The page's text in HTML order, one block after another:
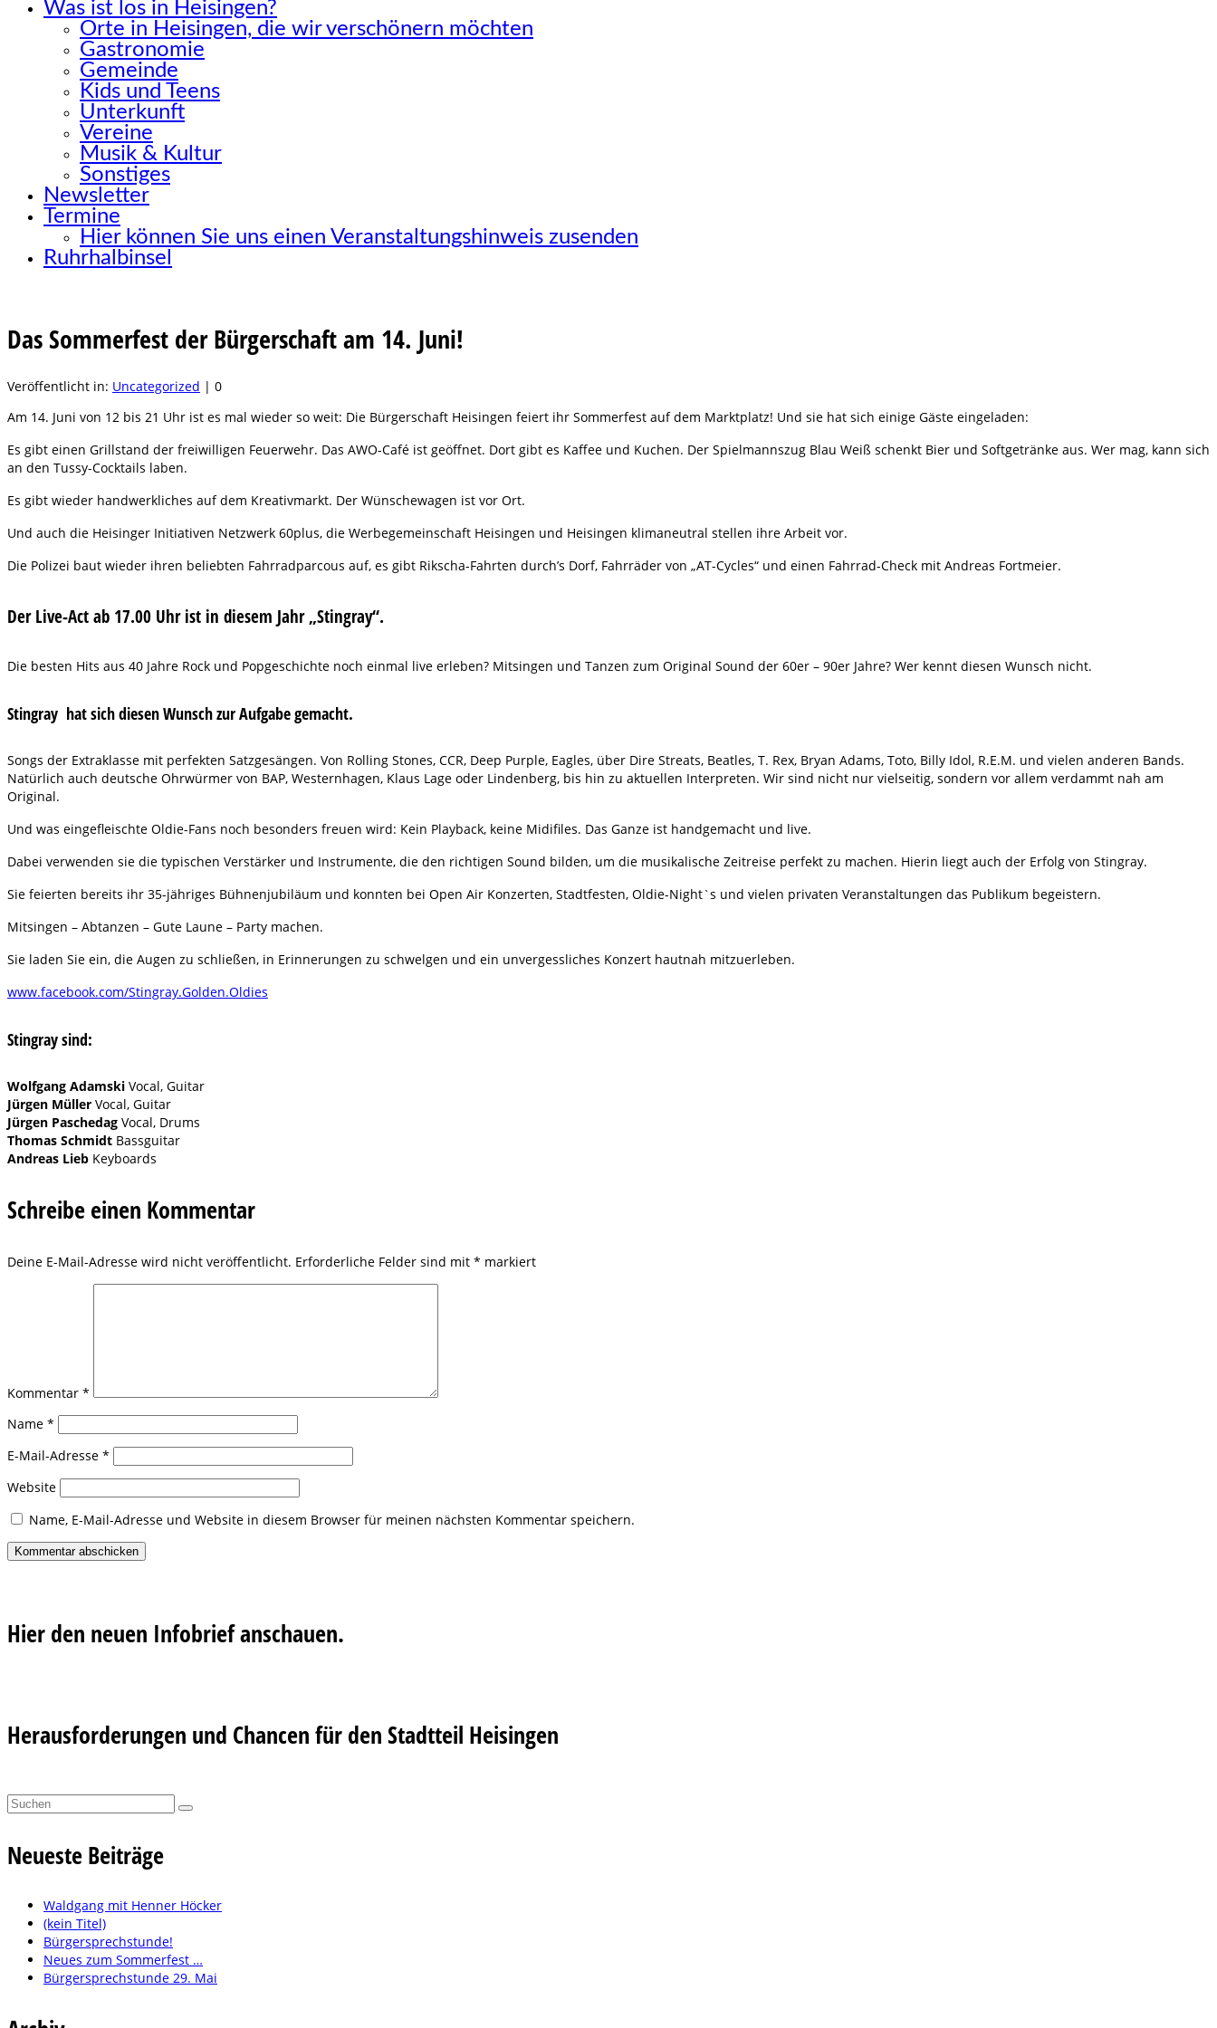
Was ist los in Heisingen?
Orte in Heisingen, die wir verschönern möchten
Gastronomie
Gemeinde
Kids und Teens
Unterkunft
Vereine
Musik & Kultur
Sonstiges
Newsletter
Termine
Hier können Sie uns einen Veranstaltungshinweis zusenden
Ruhrhalbinsel
Das Sommerfest der Bürgerschaft am 14. Juni!
Veröffentlicht in: Uncategorized | 0
Am 14. Juni von 12 bis 21 Uhr ist es mal wieder so weit: Die Bürgerschaft Heisingen feiert ihr Sommerfest auf dem Marktplatz! Und sie hat sich einige Gäste eingeladen:
Es gibt einen Grillstand der freiwilligen Feuerwehr. Das AWO-Café ist geöffnet. Dort gibt es Kaffee und Kuchen. Der Spielmannszug Blau Weiß schenkt Bier und Softgetränke aus. Wer mag, kann sich
an den Tussy-Cocktails laben.
Es gibt wieder handwerkliches auf dem Kreativmarkt. Der Wünschewagen ist vor Ort.
Und auch die Heisinger Initiativen Netzwerk 60plus, die Werbegemeinschaft Heisingen und Heisingen klimaneutral stellen ihre Arbeit vor.
Die Polizei baut wieder ihren beliebten Fahrradparcous auf, es gibt Rikscha-Fahrten durch’s Dorf, Fahrräder von „AT-Cycles“ und einen Fahrrad-Check mit Andreas Fortmeier.
Der Live-Act ab 17.00 Uhr ist in diesem Jahr „Stingray“.
Die besten Hits aus 40 Jahre Rock und Popgeschichte noch einmal live erleben? Mitsingen und Tanzen zum Original Sound der 60er – 90er Jahre? Wer kennt diesen Wunsch nicht.
Stingray hat sich diesen Wunsch zur Aufgabe gemacht.
Songs der Extraklasse mit perfekten Satzgesängen. Von Rolling Stones, CCR, Deep Purple, Eagles, über Dire Streats, Beatles, T. Rex, Bryan Adams, Toto, Billy Idol, R.E.M. und vielen anderen Bands.
Natürlich auch deutsche Ohrwürmer von BAP, Westernhagen, Klaus Lage oder Lindenberg, bis hin zu aktuellen Interpreten. Wir sind nicht nur vielseitig, sondern vor allem verdammt nah am
Original.
Und was eingefleischte Oldie-Fans noch besonders freuen wird: Kein Playback, keine Midifiles. Das Ganze ist handgemacht und live.
Dabei verwenden sie die typischen Verstärker und Instrumente, die den richtigen Sound bilden, um die musikalische Zeitreise perfekt zu machen. Hierin liegt auch der Erfolg von Stingray.
Sie feierten bereits ihr 35-jähriges Bühnenjubiläum und konnten bei Open Air Konzerten, Stadtfesten, Oldie-Night`s und vielen privaten Veranstaltungen das Publikum begeistern.
Mitsingen – Abtanzen – Gute Laune – Party machen.
Sie laden Sie ein, die Augen zu schließen, in Erinnerungen zu schwelgen und ein unvergessliches Konzert hautnah mitzuerleben.
www.facebook.com/Stingray.Golden.Oldies
Stingraysind:
Wolfgang Adamski Vocal, Guitar
Jürgen Müller Vocal, Guitar
Jürgen Paschedag Vocal, Drums
Thomas Schmidt Bassguitar
Andreas Lieb Keyboards
Schreibe einen Kommentar
Deine E-Mail-Adresse wird nicht veröffentlicht. Erforderliche Felder sind mit * markiert
Kommentar *
Name *
E-Mail-Adresse *
Website
Name, E-Mail-Adresse und Website in diesem Browser für meinen nächsten Kommentar speichern.
Hier den neuen Infobrief anschauen.
Herausforderungen und Chancen für den Stadtteil Heisingen
Suchen
Neueste Beiträge
Waldgang mit Henner Höcker
(kein Titel)
Bürgersprechstunde!
Neues zum Sommerfest …
Bürgersprechstunde 29. Mai